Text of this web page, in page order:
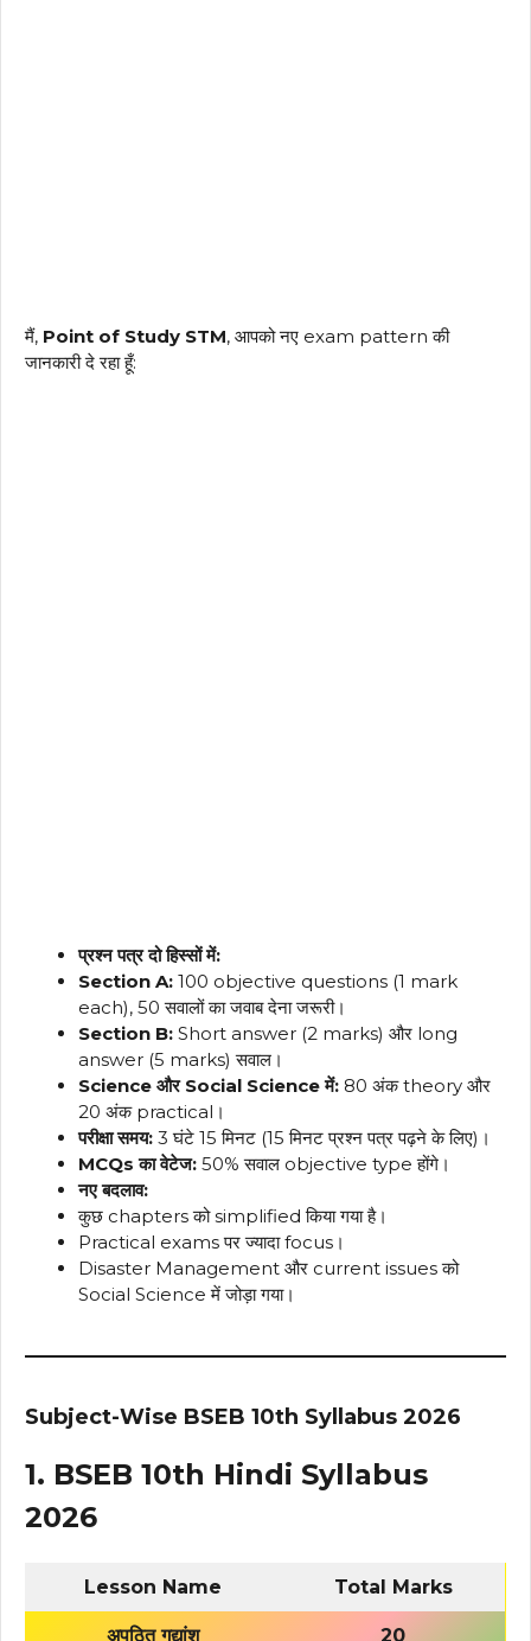
मैं, Point of Study STM, आपको नए exam pattern की
जानकारी दे रहा हूँ:
प्रश्न पत्र दो हिस्सों में:
Section A: 100 objective questions (1 mark
each), 50 सवालों का जवाब देना जरूरी।
Section B: Short answer (2 marks) और long
answer (5 marks) सवाल।
Science और Social Science में: 80 अंक theory और
20 अंक practical।
परीक्षा समय: 3 घंटे 15 मिनट (15 मिनट प्रश्न पत्र पढ़ने के लिए)।
MCQs का वेटेज: 50% सवाल objective type होंगे।
नए बदलाव:
कुछ chapters को simplified किया गया है।
Practical exams पर ज्यादा focus।
Disaster Management और current issues को
Social Science में जोड़ा गया।
Subject-Wise BSEB 10th Syllabus 2026
1. BSEB 10th Hindi Syllabus
2026
Lesson Name Total Marks
अपठित गद्यांश 20